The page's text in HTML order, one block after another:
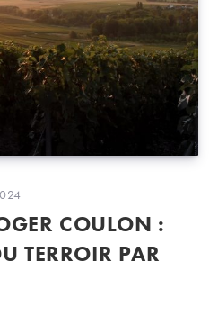
COULON :
TERROIR PAR